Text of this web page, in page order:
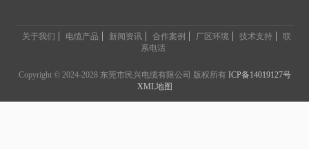
关于我们 电缆产品 新闻资讯 合作案例 厂区环境 技术支持
联
系电话
Copyright © 2024-2028 东莞市民兴电缆有限公司 版权所有 ICP备14019127号
XML地图